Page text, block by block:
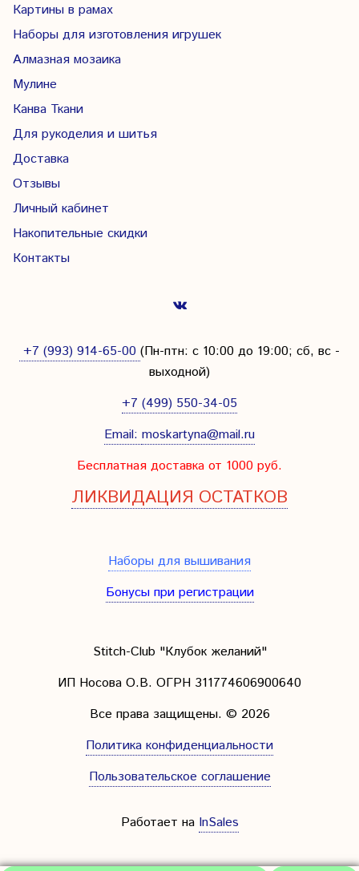
Картины в рамах
Наборы для изготовления игрушек
Алмазная мозаика
Мулине
Канва Ткани
Для рукоделия и шитья
Доставка
Отзывы
Личный кабинет
Накопительные скидки
Контакты
+7 (993) 914-65-00 (Пн-птн: с 10:00 до 19:00; сб, вс -
выходной)
+7 (499) 550-34-05
Email: moskartyna@mail.ru
Бесплатная доставка от 1000 руб.
ЛИКВИДАЦИЯ ОСТАТКОВ
Наборы для вышивания
Бонусы при регистрации
Stitch-Club "Клубок желаний"
ИП Носова О.В. ОГРН 311774606900640
Все права защищены. © 2026
Политика конфиденциальности
Пользовательское соглашение
Работает на InSales